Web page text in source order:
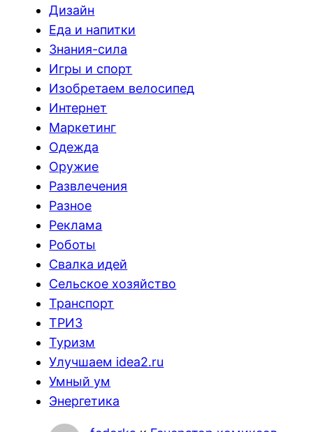
Дизайн
Еда и напитки
Знания-сила
Игры и спорт
Изобретаем велосипед
Интернет
Маркетинг
Одежда
Оружие
Развлечения
Разное
Реклама
Роботы
Свалка идей
Сельское хозяйство
Транспорт
ТРИЗ
Туризм
Улучшаем idea2.ru
Умный ум
Энергетика